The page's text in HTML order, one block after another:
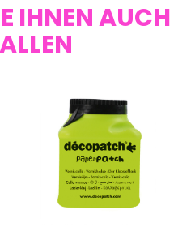
IHNEN AUCH